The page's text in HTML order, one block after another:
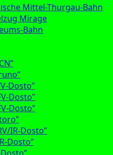
Mittel-Thurgau-Bahn
Mirage
Bahn
Dosto”
Dosto”
Dosto”
IR-Dosto”
Dosto”